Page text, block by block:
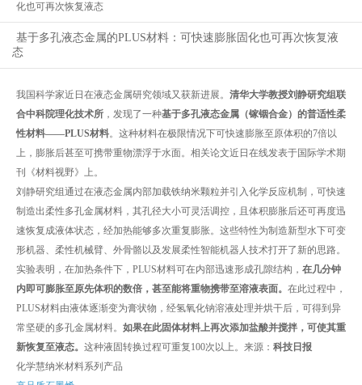
化也可再次恢复液态
基于多孔液态金属的PLUS材料：可快速膨胀固化也可再次恢复液
态
我国科学家近日在液态金属研究领域又获新进展。 清华大学教授刘静研究组联
合中科院理化技术所 ，发现了一种基于多孔液态金属（镓铟合金）的普适性柔
性材料——PLUS材料。这种材料在极限情况下可快速膨胀至原体积的7倍以
上，膨胀后甚至可携带重物漂浮于水面。相关论文近日在线发表于国际学术期
刊《材料视野》上。
刘静研究组通过在液态金属内部加载铁纳米颗粒并引入化学反应机制，可快速
制造出柔性多孔金属材料，其孔径大小可灵活调控，且体积膨胀后还可再度迅
速恢复成液体状态，经加热能够多次重复膨胀。这些特性为制造新型水下可变
形机器、柔性机械臂、外骨骼以及发展柔性智能机器人技术打开了新的思路。
实验表明，在加热条件下，PLUS材料可在内部迅速形成孔隙结构， 在几分钟
内即可膨胀至原先体积的数倍，甚至能将重物携带至溶液表面。 在此过程中，
PLUS材料由液体逐渐变为膏状物，经氢氧化钠溶液处理并烘干后，可得到异
常坚硬的多孔金属材料。 如果在此固体材料上再次添加盐酸并搅拌，可使其重
新恢复至液态。 这种液固转换过程可重复100次以上。来源： 科技日报
化学慧纳米材料系列产品